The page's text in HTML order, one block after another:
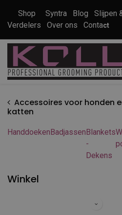
Shop Syntra Blog Slijpen
Verdelers
Over ons Contact
Accessoires voor honden
katten
HanddoekenBadjassenBlankets
-
Dekens
Winkel